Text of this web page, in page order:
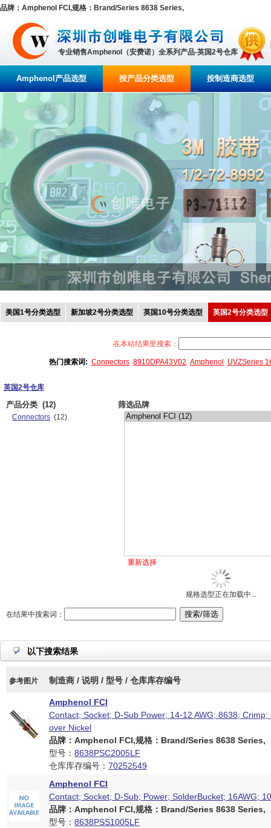
品牌：Amphenol FCI,规格：Brand/Series 8638 Series,
专业销售Amphenol（安费诺）全系列产品-英国2号仓库
Amphenol产品选型 按产品分类选型 按制造商选型
美国1号分类选型 新加坡2号分类选型 英国10号分类选型 英国2号分类选型
在本站结果里搜索：
热门搜索词: Connectors 8910DPA43V02 Amphenol UVZSeries
英国2号仓库
产品分类 (12)
Connectors (12)
筛选品牌
重新选择
规格选型正在加载中...
在结果中搜索词：
以下搜索结果
参考图片 制造商 / 说明 / 型号 / 仓库库存编号
Amphenol FCI
Contact; Socket; D-Sub Power; 14-12 AWG; 8638; Crimp;
over Nickel
品牌：Amphenol FCI,规格：Brand/Series 8638 Series,
型号： 8638PSC2005LF
仓库库存编号： 70252549
Amphenol FCI
Contact; Socket; D-Sub; Power; SolderBucket; 16AWG;
品牌：Amphenol FCI,规格：Brand/Series 8638 Series,
型号： 8638PSS1005LF